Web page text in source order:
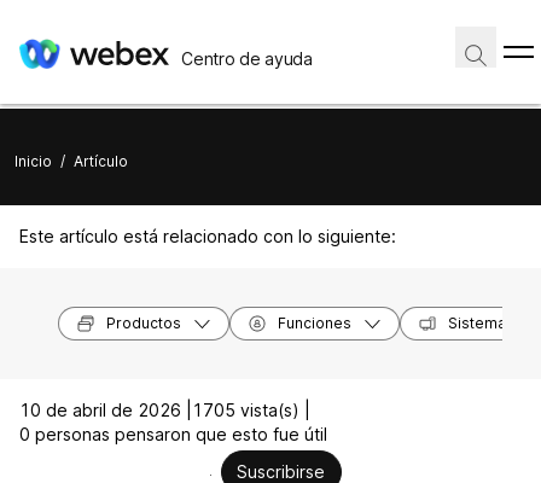
Centro de ayuda
Inicio / Artículo
Este artículo está relacionado con lo siguiente:
Productos Funciones Sistemas
10 de abril de 2026 |
1705 vista(s) |
0 personas pensaron que esto fue útil
Suscribirse